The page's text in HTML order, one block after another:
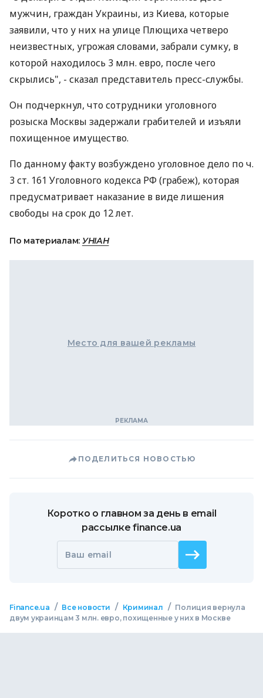
мужчин, граждан Украины, из Киева, которые
заявили, что у них на улице Плющиха четверо
неизвестных, угрожая словами, забрали сумку, в
которой находилось 3 млн. евро, после чего
скрылись", - сказал представитель пресс-службы.
Он подчеркнул, что сотрудники уголовного
розыска Москвы задержали грабителей и изъяли
похищенное имущество.
По данному факту возбуждено уголовное дело по ч.
3 ст. 161 Уголовного кодекса РФ (грабеж), которая
предусматривает наказание в виде лишения
свободы на срок до 12 лет.
По материалам: УНІАН
Место для вашей рекламы
ПОДЕЛИТЬСЯ НОВОСТЬЮ
Коротко о главном за день в email
рассылке finance.ua
Ваш email
Finance.ua / Все новости / Криминал / Полиция вернула
двум украинцам 3 млн. евро, похищенные у них в Москве